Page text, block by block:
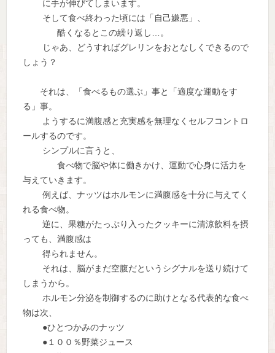
に手が伸びてしまいます。
そして食べ終わった頃には「自己嫌悪」、
酷くなるとこの繰り返し…。
じゃあ、どうすればグレリンをおとなしくできるので
しょう？
それは、「食べるもの選ぶ」事と「適度な運動をす
る」事。
ようするに満腹感と充実感を無理なくセルフコントロ
ールするのです。
シンプルに言うと、
食べ物で脳や体に働きかけ、運動で心身に活力を
与えていきます。
例えば、ナッツはホルモンに満腹感を十分に与えてく
れる食べ物。
逆に、果糖がたっぷり入ったクッキーに清涼飲料を摂
っても、満腹感は
得られません。
それは、脳がまだ空腹だというシグナルを送り続けて
しまうから。
ホルモン分泌を制御するのに助けとなる代表的な食べ
物は次、
●ひとつかみのナッツ
●１００％野菜ジュース